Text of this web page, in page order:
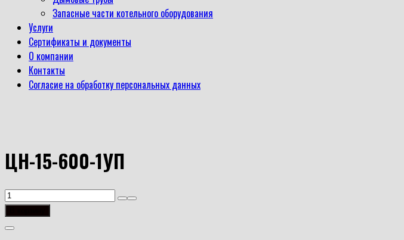
Запасные части котельного оборудования
Услуги
Сертификаты и документы
О компании
Контакты
Согласие на обработку персональных данных
ЦН-15-600-1УП
Количество
товара